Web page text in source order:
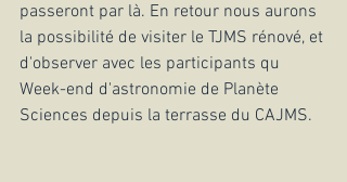
passeront par là. En retour nous aurons
la possibilité de visiter le TJMS rénové, et
d'observer avec les participants qu
Week-end d'astronomie de Planète
Sciences depuis la terrasse du CAJMS.